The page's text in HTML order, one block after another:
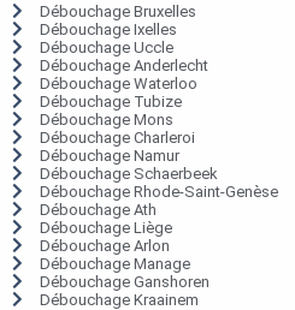
Débouchage Bruxelles
Débouchage Ixelles
Débouchage Uccle
Débouchage Anderlecht
Débouchage Waterloo
Débouchage Tubize
Débouchage Mons
Débouchage Charleroi
Débouchage Namur
Débouchage Schaerbeek
Débouchage Rhode-Saint-Genèse
Débouchage Ath
Débouchage Liège
Débouchage Arlon
Débouchage Manage
Débouchage Ganshoren
Débouchage Kraainem